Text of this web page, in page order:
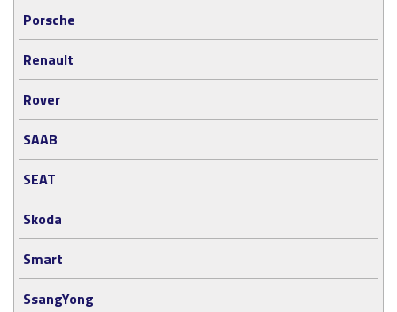
Porsche
Renault
Rover
SAAB
SEAT
Skoda
Smart
SsangYong